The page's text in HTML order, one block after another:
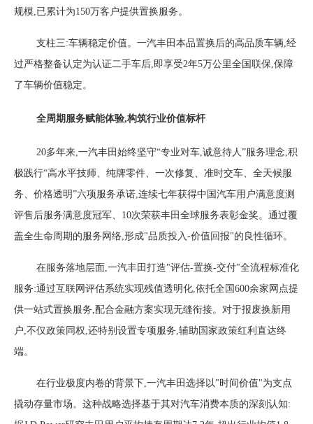
规模,已累计为150万客户提供置换服务。
支柱三:车辆稳定价值。一汽丰田本品置换后的高品质车辆,经
过严格整备认定为认证二手车后,即享受2年5万公里全国联保,保障
了车辆价值稳定。
全周期服务赋能体验,构筑行业价值标杆
20多年来,一汽丰田始终坚守“专业对车,诚意待人”服务理念,积
极践行“高水平技师、纯牌零件、一次修复、准时交车、全天候服
务、价格透明”六项服务承诺,连续七年获得中国汽车用户满意度测
评售后服务满意度冠军、10次荣获丰田全球服务表彰金奖。通过覆
盖全生命周期的服务网络,形成"品质投入-价值回报"的良性循环。
在服务落地层面,一汽丰田打造"评估-置换-交付"全流程标准化
服务:通过互联网评估系统实现残值透明化,依托全国600余家网点提
供一站式置换服务,配合金融方案实现无缝衔接。对于报废换新用
户,不仅政策同权,还特别设置专项服务,辅助国家政策红利直达终
端。
在行业极度内卷的背景下,一汽丰田选择以"时间价值"为支点
撬动存量市场。这种战略选择基于其对汽车消费本质的深刻认知: